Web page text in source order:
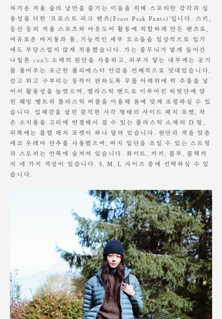
L
104 41 60.5 32.5 37 26
Model is wearing a S size. Height 168cm / Waist 23"
소비자의 부주의로 인한 제품 훼손 및 세탁 잘못으로 인한
변형에 대해서는 보상의 책임을 지지 않습니다.
차가운 겨울 숲의 낭만을 즐기는 이들을 위해 스포티한 감각과 실
용성을 더한 ‘프로스트 피크 팬츠(Frost Peak Pants)’입니다. 스키,
등산 등의 겨울 스포츠와 아웃도어 활동에 적합하게 만든 팬츠로,
여유로운 바지통과 품, 기능적인 세부 요소들을 일상적으로 입기
에도 부담스럽지 않게 적용했습니다. 가는 줄무늬가 옅게 들어간
나일론 100% 소재의 원단을 사용하고, 피부가 닿는 내부에는 공기
를 품어주는 포근한 폴리에스터 안감을 전체적으로 덧대었습니다.
걷고 뛰고 구부리는 동작이 편하도록 무릎 아래위에 턱 주름을 넣
어서 활동성을 높였으며, 엘라스틱 밴드로 이루어진 허릿단에 달
린 웨빙 벨트와 플라스틱 버클을 이용해 몸에 맞게 조절하실 수 있
습니다. 입체감을 살린 큼직한 사각 형태의 사이드 패치 포켓, 작
은 소지품을 고리에 연결해서 걸 수 있는 플라스틱 소재의 D 링,
뒤쪽에는 플랩 패치 포켓이 하나 달려 있습니다. 원단과 색을 맞춘
에코 우레아 단추를 사용했으며, 바지 밑단을 조일 수 있는 스트링
과 스토퍼는 안쪽에 숨겨져 있습니다. 화이트, 카키, 블루, 블랙까
지 네 가지 색상이 있습니다. S, M, L 사이즈 중에 선택하실 수 있
습니다.